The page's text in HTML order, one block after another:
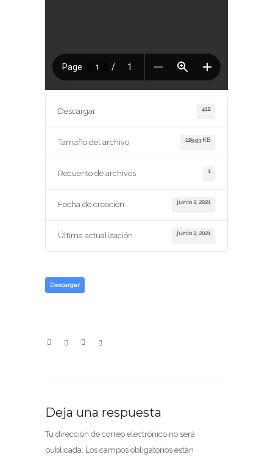
Descargar 412
Tamaño del archivo 125.93 KB
Recuento de archivos 1
Fecha de creación junio 2, 2021
Última actualización junio 2, 2021
Descargar
Deja una respuesta
Tu dirección de correo electrónico no será
publicada. Los campos obligatorios están